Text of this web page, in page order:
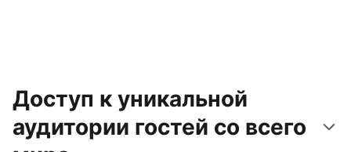
Доступ к уникальной
аудитории гостей со всего